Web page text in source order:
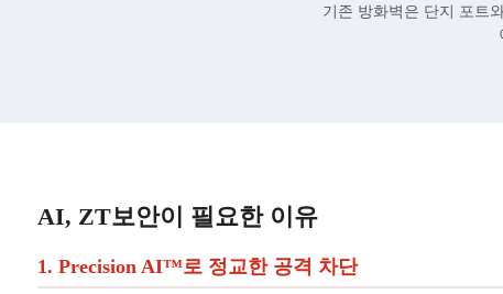
기존 방화벽은 단지 포트
AI, ZT보안이 필요한 이유
1. Precision AI™로 정교한 공격 차단